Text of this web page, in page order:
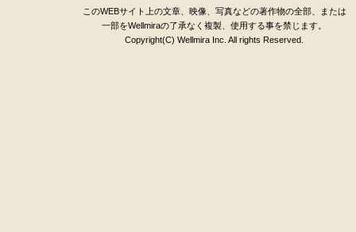
このWEBサイト上の文章、映像、写真などの著作物の全部、または
一部をWellmiraの了承なく複製、使用する事を禁じます。
Copyright(C) Wellmira Inc. All rights Reserved.